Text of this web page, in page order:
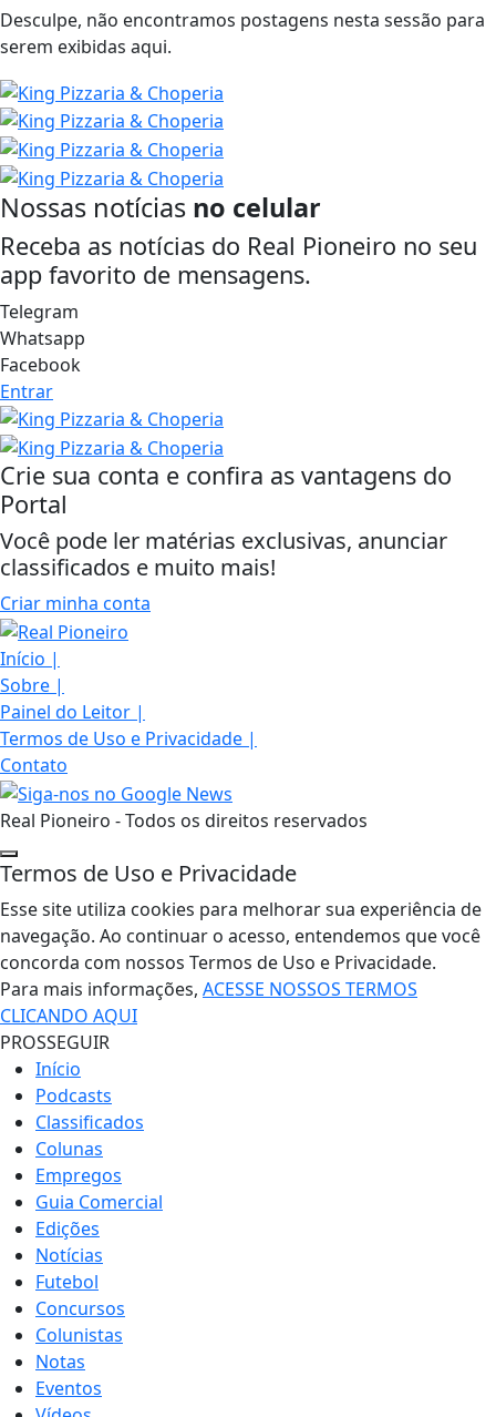
Desculpe, não encontramos postagens nesta sessão para
serem exibidas aqui.
Nossas notícias no celular
Receba as notícias do Real Pioneiro no seu
app favorito de mensagens.
Telegram
Whatsapp
Facebook
Entrar
Crie sua conta e confira as vantagens do
Portal
Você pode ler matérias exclusivas, anunciar
classificados e muito mais!
Criar minha conta
Início |
Sobre |
Painel do Leitor |
Termos de Uso e Privacidade |
Contato
Real Pioneiro - Todos os direitos reservados
Termos de Uso e Privacidade
Esse site utiliza cookies para melhorar sua experiência de
navegação. Ao continuar o acesso, entendemos que você
concorda com nossos Termos de Uso e Privacidade.
Para mais informações, ACESSE NOSSOS TERMOS
CLICANDO AQUI
PROSSEGUIR
Início
Podcasts
Classificados
Colunas
Empregos
Guia Comercial
Edições
Notícias
Futebol
Concursos
Colunistas
Notas
Eventos